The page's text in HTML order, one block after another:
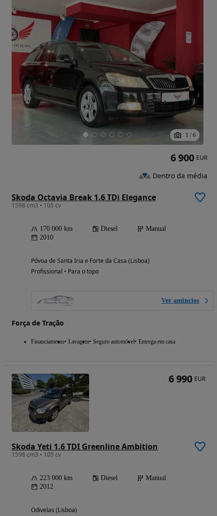
1 / 6
Skoda Octavia Break 1.6 TDi Elegance
1598 cm3 • 105 cv
170 000 km Diesel
Manual
2010
Póvoa de Santa Iria e Forte da Casa (Lisboa)
Profissional • Para o topo
Ver anúncios
Força de Tração
Financiamento Lavagem Seguro automóvel Entrega em casa
6 900 EUR
Dentro da média
Skoda Yeti 1.6 TDI Greenline Ambition
1598 cm3 • 105 cv
223 000 km Diesel
Manual
2012
Odivelas (Lisboa)
6 990 EUR